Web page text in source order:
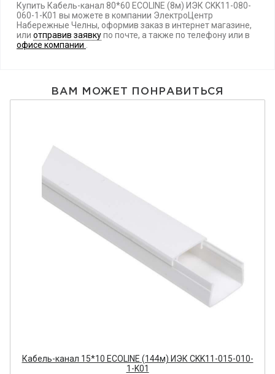
Купить Кабель-канал 80*60 ECOLINE (8м) ИЭК CKK11-080-
060-1-K01 вы можете в компании ЭлектроЦентр
Набережные Челны, оформив заказ в интернет магазине,
или отправив заявкупо почте, а также по телефонуили в
офисе компании
ВАМ МОЖЕТ ПОНРАВИТЬСЯ
Кабель-канал 15*10 ECOLINE (144м) ИЭК CKK11-015-010-
1-K01